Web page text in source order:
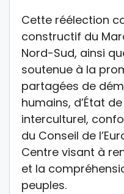
Cette réélection
constructif du
Nord-Sud, ainsi
soutenue à la
partagées de
humains, d’État
interculturel,
du Conseil de
Centre visant à
et la
peuples.